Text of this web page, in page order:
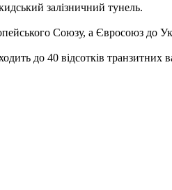
залізничний тунель.
Союзу, а Євросоюз до
до 40 відсотків транзитних